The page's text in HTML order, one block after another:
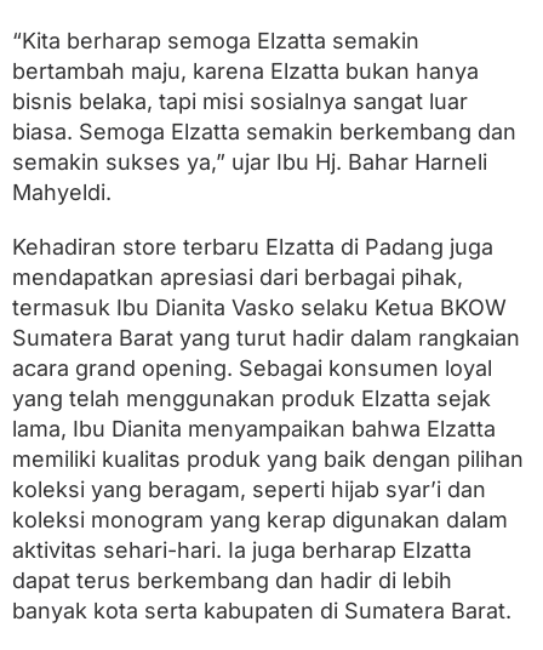
m
B
u
k
a
S
e
T
e
r
b
a
u
d
B
a
s
o
C
i
“Kita berharap semoga Elzatta semakin
bertambah maju, karena Elzatta bukan hanya
bisnis belaka, tapi misi sosialnya sangat luar
biasa. Semoga Elzatta semakin berkembang dan
semakin sukses ya,” ujar Ibu Hj. Bahar Harneli
Mahyeldi.
Kehadiran store terbaru Elzatta di Padang juga
mendapatkan apresiasi dari berbagai pihak,
termasuk Ibu Dianita Vasko selaku Ketua BKOW
Sumatera Barat yang turut hadir dalam rangkaian
acara grand opening. Sebagai konsumen loyal
yang telah menggunakan produk Elzatta sejak
lama, Ibu Dianita menyampaikan bahwa Elzatta
memiliki kualitas produk yang baik dengan pilihan
koleksi yang beragam, seperti hijab syar’i dan
koleksi monogram yang kerap digunakan dalam
aktivitas sehari-hari. Ia juga berharap Elzatta
dapat terus berkembang dan hadir di lebih
banyak kota serta kabupaten di Sumatera Barat.